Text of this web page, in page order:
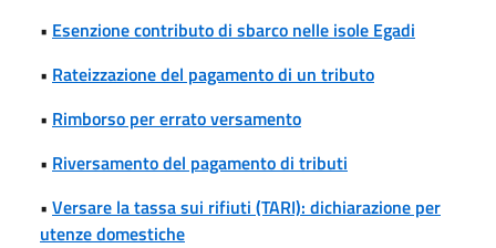
• Esenzione contributo di sbarco nelle isole Egadi
• Rateizzazione del pagamento di un tributo
• Rimborso per errato versamento
• Riversamento del pagamento di tributi
• Versare la tassa sui rifiuti (TARI): dichiarazione per
utenze domestiche